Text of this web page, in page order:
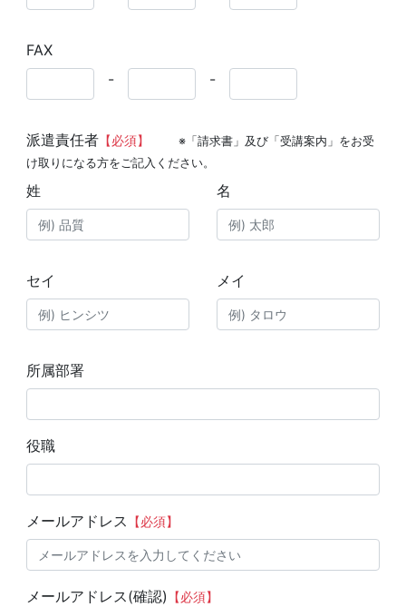
FAX
-
-
派遣責任者【必須】
※「請求書」及び「受講案内」をお受
け取りになる方をご記入ください。
姓 名
セイ メイ
所属部署
役職
メールアドレス 【必須】
メールアドレス(確認) 【必須】